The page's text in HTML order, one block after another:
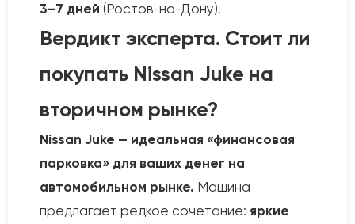
3–7 дней (Ростов-на-Дону).
Вердикт эксперта. Стоит ли
покупать Nissan Juke на
вторичном рынке?
Nissan Juke — идеальная «финансовая
парковка» для ваших денег на
автомобильном рынке. Машина
предлагает редкое сочетание: яркие